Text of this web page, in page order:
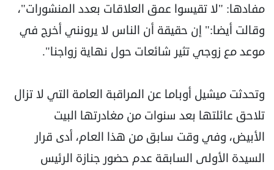
مفادها: "لا تقيسوا عمق العلاقات بعدد المنشورات"،
وقالت أيضا:" إن حقيقة أن الناس لا يرونني أخرج في
موعد مع زوجي تثير شائعات حول نهاية زواجنا".
وتحدثت ميشيل أوباما عن المراقبة العامة التي لا تزال
تلاحق عائلتها بعد سنوات من مغادرتها البيت
الأبيض، وفي وقت سابق من هذا العام، أدى قرار
السيدة الأولى السابقة عدم حضور جنازة الرئيس